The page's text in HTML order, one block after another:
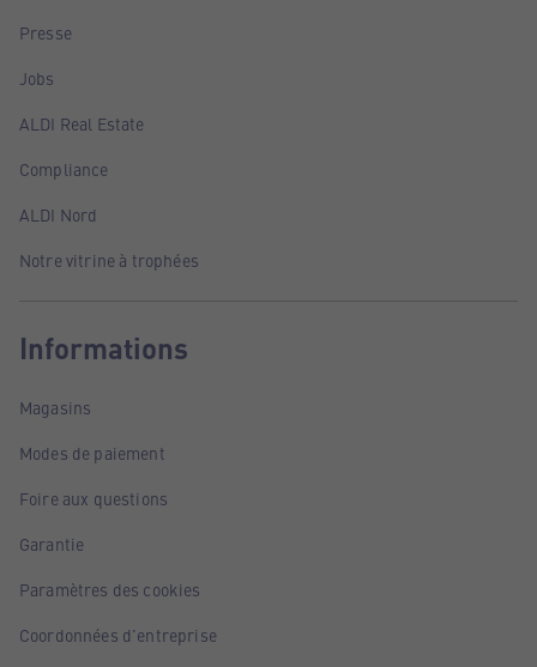
Presse
Jobs
ALDI Real Estate
Compliance
ALDI Nord
Notre vitrine à trophées
Informations
Magasins
Modes de paiement
Foire aux questions
Garantie
Paramètres des cookies
Coordonnées d'entreprise